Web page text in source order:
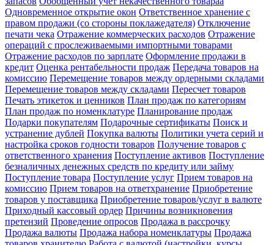
Одновременное открытие окон Ответственное хранение с
правом продажи (со стороны поклажедателя) Отключение
печати чека Отражение коммерческих расходов Отражение
операций с прослеживаемыми импортными товарами
Отражение расходов по зарплате Оформление продажи в
кредит Оценка рентабельности продаж Передача товаров на
комиссию Перемещение товаров между ордерными складами
Перемещение товаров между складами Пересчет товаров
Печать этикеток и ценников План продаж по категориям
План продаж по номенклатуре Планирование продаж
Подарки покупателям Подарочные сертификаты Поиск и
устранение дублей Покупка валюты Политики учета серий и
настройка сроков годности товаров Получение товаров с
ответственного хранения Поступление активов Поступление
безналичных денежных средств по кредиту или займу
Поступление товара Поступление услуг Прием товаров на
комиссию Прием товаров на ответхранение Приобретение
товаров у поставщика Приобретение товаров/услуг в валюте
Приходный кассовый ордер Причины возникновения
претензий Проведение опросов Продажа в рассрочку
Продажа валюты Продажа набора номенклатуры Продажа